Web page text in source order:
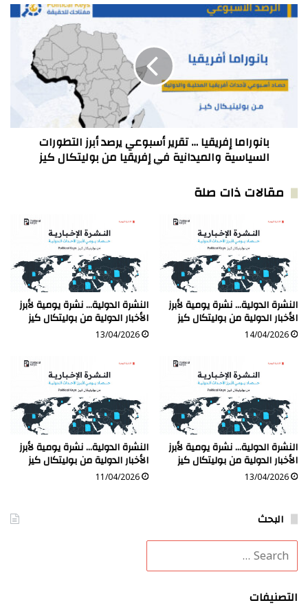
بانوراما
يرصد
أبرز
والميدانية
من
بوليتكال
بانوراما إفريقيا … تقرير أسبوعي يرصد أبرز التطورات
السياسية والميدانية في إفريقيا من بوليتكال كيز
مقالات ذات صلة
النشرة الدولية… نشرة يومية لأبرز
الأخبار الدولية من بوليتكال كيز
14/04/2026
النشرة الدولية… نشرة يومية لأبرز
الأخبار الدولية من بوليتكال كيز
13/04/2026
النشرة الدولية… نشرة يومية لأبرز
الأخبار الدولية من بوليتكال كيز
13/04/2026
النشرة الدولية… نشرة يومية لأبرز
الأخبار الدولية من بوليتكال كيز
11/04/2026
البحث
التصنيفات